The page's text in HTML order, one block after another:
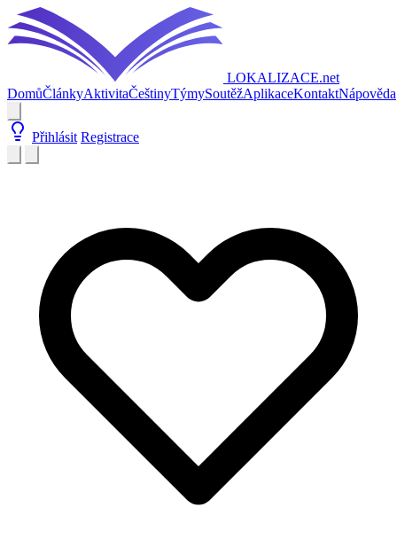
LOKALIZACE.net
DomůČlánkyAktivitaČeštinyTýmySoutěžAplikaceKontaktNápověda
Přihlásit Registrace